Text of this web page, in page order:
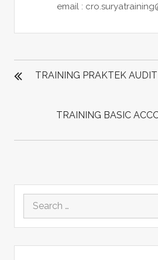
email :
POST
NAVIGATION
TRAINING PRAKTEK
TRAINING BASIC
Search
for: